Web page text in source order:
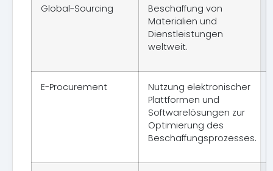
Global-Sourcing
Beschaffung von
Materialien und
Dienstleistungen
weltweit.
E-Procurement
Nutzung elektronischer
Plattformen und
Softwarelösungen zur
Optimierung des
Beschaffungsprozesses.